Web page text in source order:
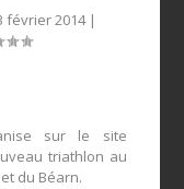
février 2014|
sur le site
triathlon au
du Béarn.